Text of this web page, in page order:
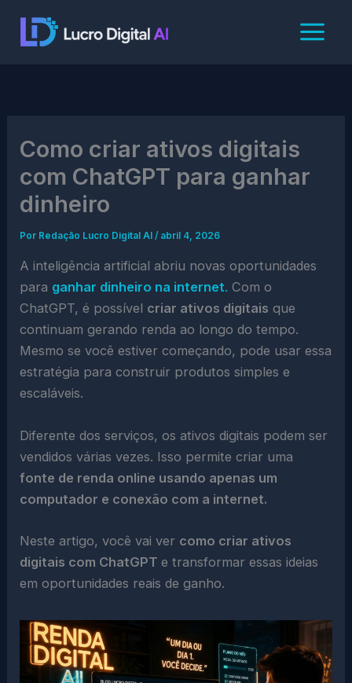
Como criar ativos digitais
com ChatGPT para ganhar
dinheiro
Por Redação Lucro Digital AI/ abril 4, 2026
A inteligência artificial abriu novas oportunidades
para ganhar dinheiro na internet. Com o
ChatGPT, é possível criar ativos digitais que
continuam gerando renda ao longo do tempo.
Mesmo se você estiver começando, pode usar essa
estratégia para construir produtos simples e
escaláveis.
Diferente dos serviços, os ativos digitais podem ser
vendidos várias vezes. Isso permite criar uma
fonte de renda online usando apenas um
computador e conexão com a internet.
Neste artigo, você vai ver como criar ativos
digitais com ChatGPTe transformar essas ideias
em oportunidades reais de ganho.